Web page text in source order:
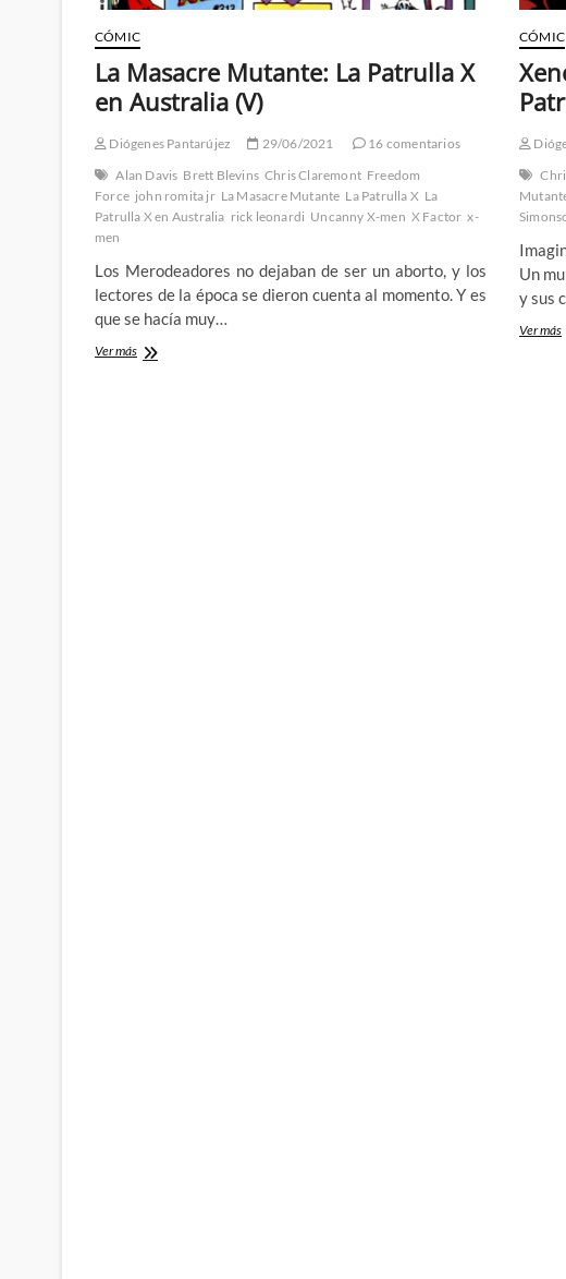
CÓMIC
La Masacre Mutante: La Patrulla X
en Australia (V)
Diógenes Pantarújez 29/06/2021
16 comentarios
Alan Davis Brett Blevins Chris Claremont Freedom
Force john romita jr La Masacre Mutante La Patrulla X La
Patrulla X en Australia rick leonardi Uncanny X-men X Factor x-
men
Los Merodeadores no dejaban de ser un aborto, y los
lectores de la época se dieron cuenta al momento. Y es
que se hacía muy…
Ver másLa
CÓMIC
Un
y sus
Ver más